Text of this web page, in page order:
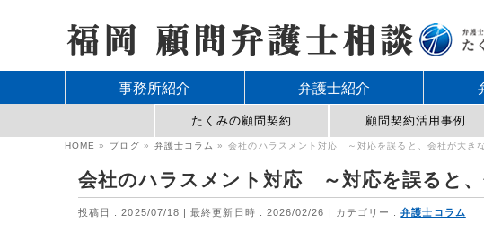
事務所紹介 弁護士紹介
たくみの顧問契約 顧問契約活用事例
HOME » ブログ » 弁護士コラム » 会社のハラスメント対応 ～対応を誤ると、会社が大き
会社のハラスメント対応 ～対応を誤ると
投稿日 : 2025/07/18 最終更新日時 : 2026/02/26 カテゴリー :弁護士コラム